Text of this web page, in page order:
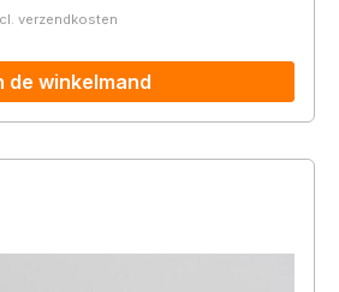
verzendkosten
de winkelmand